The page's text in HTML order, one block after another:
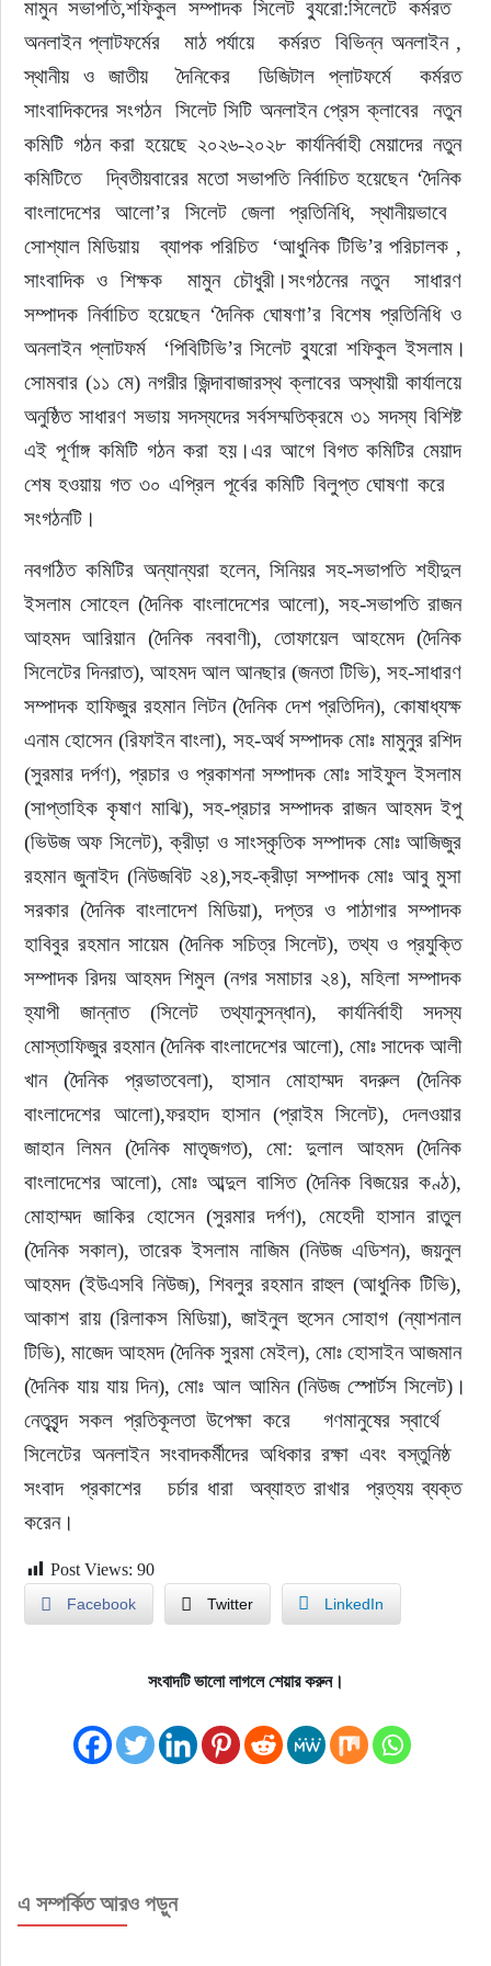
ইউরোপ
জাতীয়
তারুণ্য
মামুন সভাপতি,শফিকুল সম্পাদক সিলেট ব্যুরো:সিলেটে কর্মরত
অনলাইন প্লাটফর্মের   মাঠ পর্যায়ে   কর্মরত  বিভিন্ন অনলাইন ,
স্থানীয় ও জাতীয়  দৈনিকের  ডিজিটাল প্লাটফর্মে  কর্মরত
সাংবাদিকদের সংগঠন  সিলেট সিটি অনলাইন প্রেস ক্লাবের  নতুন
কমিটি গঠন করা হয়েছে ২০২৬-২০২৮ কার্যনির্বাহী মেয়াদের নতুন
কমিটিতে   দ্বিতীয়বারের মতো সভাপতি নির্বাচিত হয়েছেন ‘দৈনিক
বাংলাদেশের আলো’র সিলেট জেলা প্রতিনিধি, স্থানীয়ভাবে
সোশ্যাল মিডিয়ায়   ব্যাপক পরিচিত  ‘আধুনিক টিভি’র পরিচালক ,
সাংবাদিক ও শিক্ষক  মামুন চৌধুরী।সংগঠনের নতুন  সাধারণ
সম্পাদক নির্বাচিত হয়েছেন ‘দৈনিক ঘোষণা’র বিশেষ প্রতিনিধি ও
অনলাইন প্লাটফর্ম  ‘পিবিটিভি’র সিলেট ব্যুরো শফিকুল ইসলাম।
সোমবার (১১ মে) নগরীর জিন্দাবাজারস্থ ক্লাবের অস্থায়ী কার্যালয়ে
অনুষ্ঠিত সাধারণ সভায় সদস্যদের সর্বসম্মতিক্রমে ৩১ সদস্য বিশিষ্ট
এই পূর্ণাঙ্গ কমিটি গঠন করা হয়।এর আগে বিগত কমিটির মেয়াদ
শেষ হওয়ায় গত ৩০ এপ্রিল পূর্বের কমিটি বিলুপ্ত ঘোষণা করে
সংগঠনটি।
নবগঠিত কমিটির অন্যান্যরা হলেন, সিনিয়র সহ-সভাপতি শহীদুল
ইসলাম সোহেল (দৈনিক বাংলাদেশের আলো), সহ-সভাপতি রাজন
আহমদ আরিয়ান (দৈনিক নববাণী), তোফায়েল আহমেদ (দৈনিক
সিলেটের দিনরাত), আহমদ আল আনছার (জনতা টিভি), সহ-সাধারণ
সম্পাদক হাফিজুর রহমান লিটন (দৈনিক দেশ প্রতিদিন), কোষাধ্যক্ষ
এনাম হোসেন (রিফাইন বাংলা), সহ-অর্থ সম্পাদক মোঃ মামুনুর রশিদ
(সুরমার দর্পণ), প্রচার ও প্রকাশনা সম্পাদক মোঃ সাইফুল ইসলাম
(সাপ্তাহিক কৃষাণ মাঝি), সহ-প্রচার সম্পাদক রাজন আহমদ ইপু
(ভিউজ অফ সিলেট), ক্রীড়া ও সাংস্কৃতিক সম্পাদক মোঃ আজিজুর
রহমান জুনাইদ (নিউজবিট ২৪),সহ-ক্রীড়া সম্পাদক মোঃ আবু মুসা
সরকার (দৈনিক বাংলাদেশ মিডিয়া), দপ্তর ও পাঠাগার সম্পাদক
হাবিবুর রহমান সায়েম (দৈনিক সচিত্র সিলেট), তথ্য ও প্রযুক্তি
সম্পাদক রিদয় আহমদ শিমুল (নগর সমাচার ২৪), মহিলা সম্পাদক
হ্যাপী জান্নাত (সিলেট তথ্যানুসন্ধান), কার্যনির্বাহী সদস্য
মোস্তাফিজুর রহমান (দৈনিক বাংলাদেশের আলো), মোঃ সাদেক আলী
খান (দৈনিক প্রভাতবেলা), হাসান মোহাম্মদ বদরুল (দৈনিক
বাংলাদেশের আলো),ফরহাদ হাসান (প্রাইম সিলেট), দেলওয়ার
জাহান লিমন (দৈনিক মাতৃজগত), মো: দুলাল আহমদ (দৈনিক
বাংলাদেশের আলো), মোঃ আব্দুল বাসিত (দৈনিক বিজয়ের কণ্ঠ),
মোহাম্মদ জাকির হোসেন (সুরমার দর্পণ), মেহেদী হাসান রাতুল
(দৈনিক সকাল), তারেক ইসলাম নাজিম (নিউজ এডিশন), জয়নুল
আহমদ (ইউএসবি নিউজ), শিবলুর রহমান রাহুল (আধুনিক টিভি),
আকাশ রায় (রিলাকস মিডিয়া), জাইনুল হুসেন সোহাগ (ন্যাশনাল
টিভি), মাজেদ আহমদ (দৈনিক সুরমা মেইল), মোঃ হোসাইন আজমান
(দৈনিক যায় যায় দিন), মোঃ আল আমিন (নিউজ স্পোর্টস সিলেট)।
নেতৃবৃন্দ সকল প্রতিকূলতা উপেক্ষা করে   গণমানুষের স্বার্থে
সিলেটের অনলাইন সংবাদকর্মীদের অধিকার রক্ষা এবং বস্তুনিষ্ঠ
সংবাদ  প্রকাশের   চর্চার ধারা  অব্যাহত রাখার  প্রত্যয় ব্যক্ত
করেন।
Post Views: 90
Facebook Twitter LinkedIn
সংবাদটি ভালো লাগলে শেয়ার করুন।
এ সম্পর্কিত আরও পড়ুন